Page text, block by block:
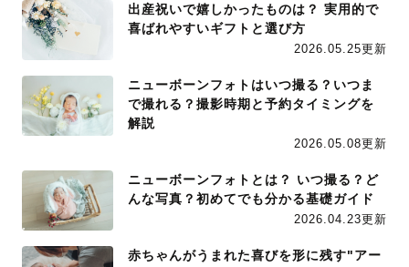
出産祝いで嬉しかったものは？ 実用的で
喜ばれやすいギフトと選び方
2026.05.25更新
ニューボーンフォトはいつ撮る？いつま
で撮れる？撮影時期と予約タイミングを
解説
2026.05.08更新
ニューボーンフォトとは？ いつ撮る？ど
んな写真？初めてでも分かる基礎ガイド
2026.04.23更新
赤ちゃんがうまれた喜びを形に残す"アー